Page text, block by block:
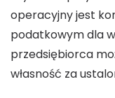
operacyjny jest
podatkowym dla
przedsiębiorca
własność za